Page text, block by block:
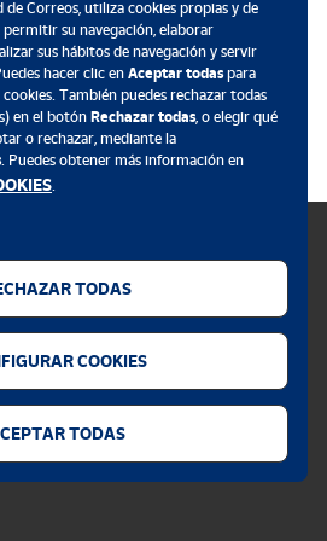
de Correos, utiliza cookies propias y de
su navegación, elaborar
sus hábitos de navegación y servir
hacer clic en Aceptar todaspara
También puedes rechazar todas
en el botón Rechazar todas, o elegir qué
o rechazar, mediante la
. Puedes obtener más información en
.
TODAS
COOKIES
TODAS